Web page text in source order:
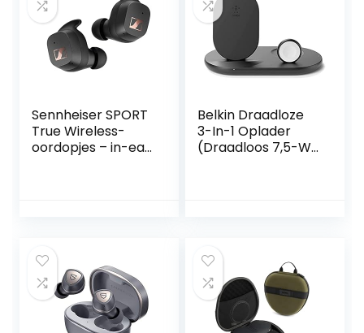
Sennheiser SPORT
True Wireless-
oordopjes – in-ear
akoestiek,
ruisonderdrukking,
aanraakbediening
en IP54
Belkin Draadloze
3-In-1 Oplader
(Draadloos 7,5-W-
Laadstation, Apple
Watch
Laadstandaard,
Zwart